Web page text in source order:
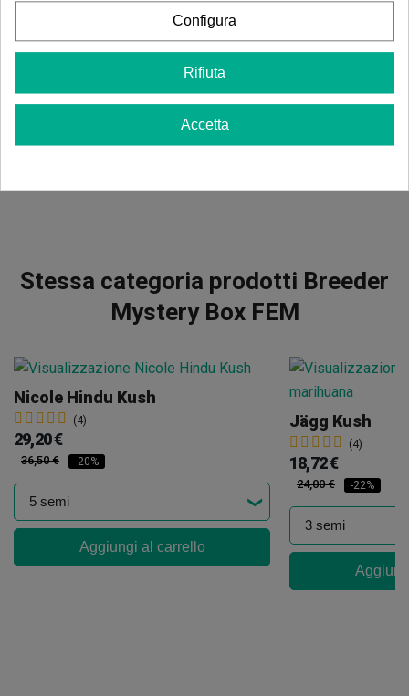
RecensioniBreeder Mystery Box FEM
Non ci sono recensioni nella tua lingua, controllale tutte
cliccando su "recensioni in altre lingue".
Vedere i commenti in altre lingue
Stessa categoria prodotti Breeder
Mystery Box FEM
Nicole Hindu Kush
(4)
29,20 €
36,50 € -20%
Aggiungi al carrello
Jägg Kush
(4)
18,72 €
24,00 € -22%
Configura
Rifiuta
Accetta